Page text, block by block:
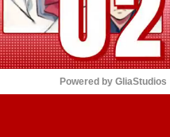
Powered by GliaStudios